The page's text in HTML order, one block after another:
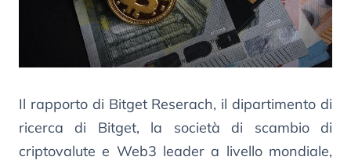
Il rapporto di Bitget Reserach, il dipartimento di
ricerca di Bitget, la società di scambio di
criptovalute e Web3 leader a livello mondiale,